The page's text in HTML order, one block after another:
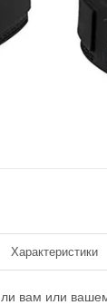
Характеристики
вам или